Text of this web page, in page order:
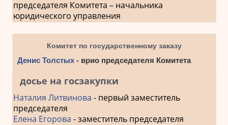
председателя Комитета – начальника
юридического управления
Комитет по государственному заказу
Денис Толстых- врио председателя Комитета
досье на госзакупки
Наталия Литвинова - первый заместитель
председателя
Елена Егорова - заместитель председателя